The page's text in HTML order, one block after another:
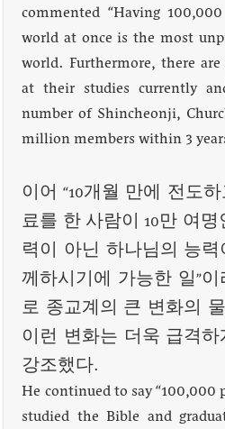
commented “Having
world at once is the most
world. Furthermore, there
at their studies currently
number of Shincheonji,
million members within 3
이어 “10개월 만에 전도
료를 한 사람이 10만 여
력이 아닌 하나님의 능
께하시기에 가능한 일”이
로 종교계의 큰 변화의
이런 변화는 더욱 급격하
강조했다.
He continued to say “100,000
studied the Bible and